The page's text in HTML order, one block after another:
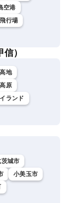
空港
行場
）
地
原
ランド
茨城市
小美玉市